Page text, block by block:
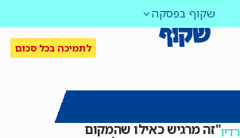
שקוף בפסקה
לתמיכה בכל סכום
"זה מרגיש כאילו שהמקום